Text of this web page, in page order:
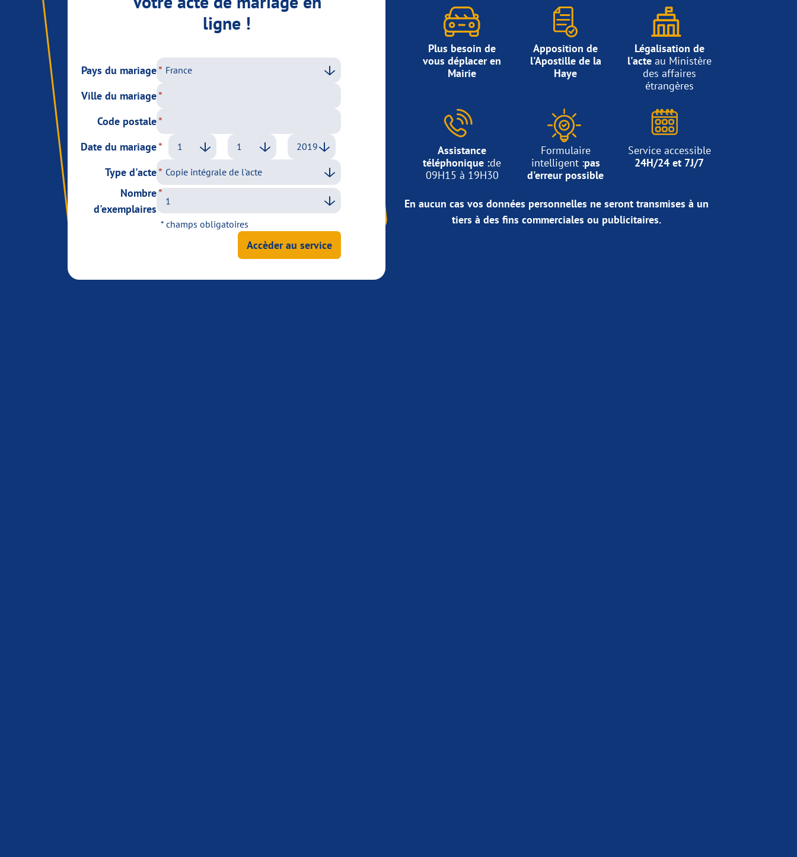
ligne !
Pays du mariage
Ville du mariage
Code postale
Date du mariage
Type d'acte
Nombre
d'exemplaires
* champs obligatoires
Accèder au service
Plus besoin de
vous déplacer en
Mairie
Apposition de
l'Apostille de la
Haye
Légalisation de
l'acteau Ministère
des affaires
étrangères
Assistance
téléphonique :de
09H15 à 19H30
Formulaire
intelligent :pas
d'erreur possible
Service accessible
24H/24 et 7J/7
En aucun cas vos données personnelles ne seront transmises à un
tiers à des fins commerciales ou publicitaires.